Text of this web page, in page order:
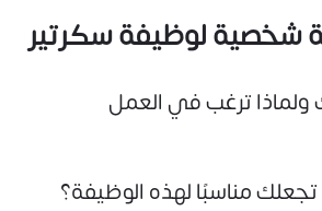
شخصية لوظيفة سكرتير
ترغب في العمل
تجعلك مناسبًا لهذه الوظيفة؟